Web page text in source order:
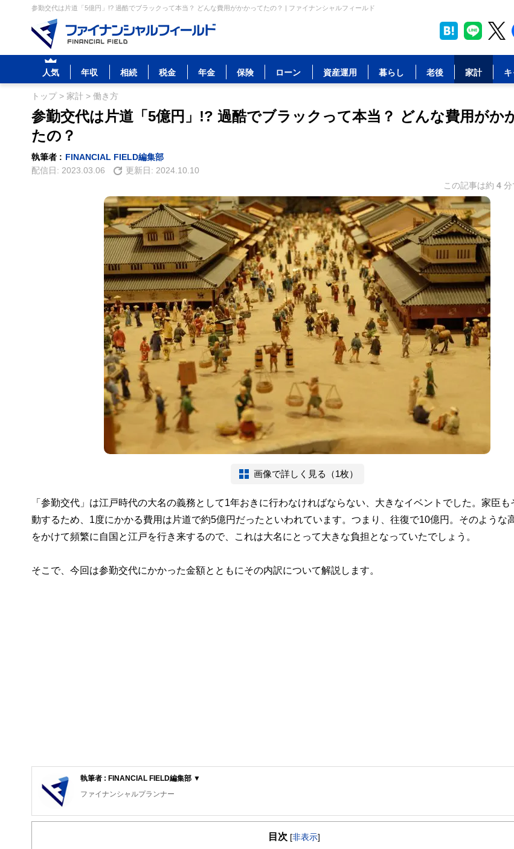
参勤交代は片道「5億円」!? 過酷でブラックって本当？ どんな費用がかかってたの？ | ファイナンシャルフィールド
人気 年収 相続 税金 年金 保険 ローン 資産運用 暮らし 老後 家計 キ
トップ> 家計 > 働き方
参勤交代は片道「5億円」!? 過酷でブラックって本当？ どんな費用がか
たの？
執筆者 : FINANCIAL FIELD編集部
配信日: 2023.03.06 更新日: 2024.10.10
この記事は約 4 分
画像で詳しく見る（1枚）
「参勤交代」は江戸時代の大名の義務として1年おきに行わなければならない、大きなイベントでした。家臣も
動するため、1度にかかる費用は片道で約5億円だったといわれています。つまり、往復で10億円。そのような
をかけて頻繁に自国と江戸を行き来するので、これは大名にとって大きな負担となっていたでしょう。
そこで、今回は参勤交代にかかった金額とともにその内訳について解説します。
執筆者 : FINANCIAL FIELD編集部 ▼
ファイナンシャルプランナー
FinancialField編集部は、金融、経済に関する記事を、日々の暮らしにどのような影響を与えるかという視点で、お金の知識がない方
目次 [非表示]